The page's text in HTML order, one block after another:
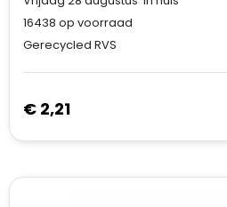
16438 op voorraad
Gerecycled RVS
€ 2,21